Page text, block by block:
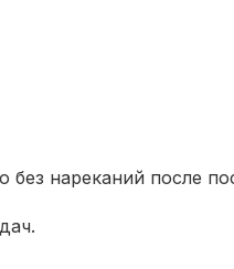
нареканий после